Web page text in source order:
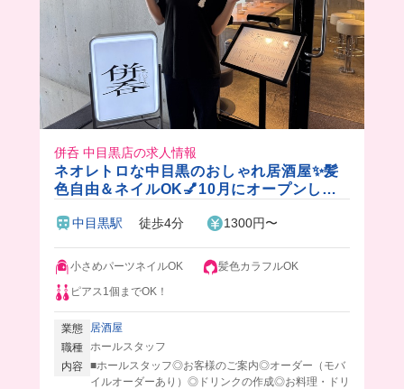
併呑 中目黒店の求人情報
ネオレトロな中目黒のおしゃれ居酒屋✨髪
色自由＆ネイルOK💅10月にオープンした
ッフ募集中！！
中目黒駅 徒歩4分 1300円〜
小さめパーツネイルOK
髪色カラフルOK
ピアス1個までOK！
業態
居酒屋
職種 ホールスタッフ
内容 ■ホールスタッフ◎お客様のご案内◎オーダー（モバ
イルオーダーあり）◎ドリンクの作成◎お料理・ドリ